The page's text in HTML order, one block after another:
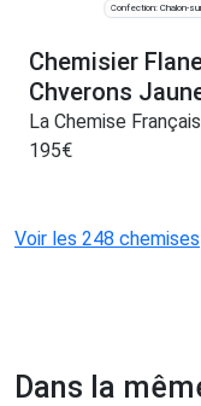
Confection: Chalon-
Chemisier
Chverons
La Chemise
195€
Voir les 248 chemises
Dans la